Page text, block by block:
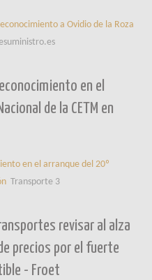
a Ovidio de la Roza
en el
de la CETM en
en el arranque del 20º
Transporte 3
revisar al alza
precios por el fuerte
- Froet